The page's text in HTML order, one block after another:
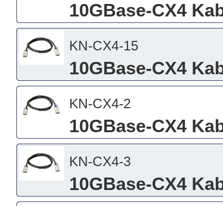
10GBase-CX4
KN-CX4-15
10GBase-CX4
KN-CX4-2
10GBase-CX4
KN-CX4-3
10GBase-CX4